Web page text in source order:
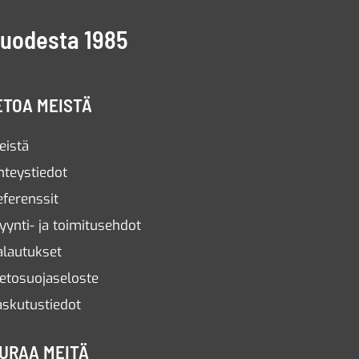
1985
MEISTÄ
ja toimitusehdot
MEITÄ